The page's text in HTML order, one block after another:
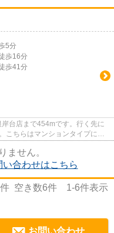
5分
歩16分
歩41分
台店まで454mです。行く先に
こちらはマンションタイプにな
ません。
合わせはこちら
件 空き数6件 1-6件表示
お問い合わせ